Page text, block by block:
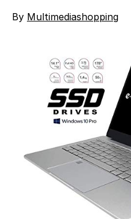
By Multimediashopping